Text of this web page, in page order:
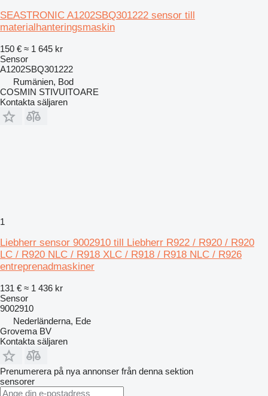
SEASTRONIC A1202SBQ301222 sensor till
materialhanteringsmaskin
150 € ≈ 1 645 kr
Sensor
A1202SBQ301222
Rumänien, Bod
COSMIN STIVUITOARE
Kontakta säljaren
1
Liebherr sensor 9002910 till Liebherr R922 / R920 / R920
LC / R920 NLC / R918 XLC / R918 / R918 NLC / R926
entreprenadmaskiner
131 € ≈ 1 436 kr
Sensor
9002910
Nederländerna, Ede
Grovema BV
Kontakta säljaren
Prenumerera på nya annonser från denna sektion
sensorer